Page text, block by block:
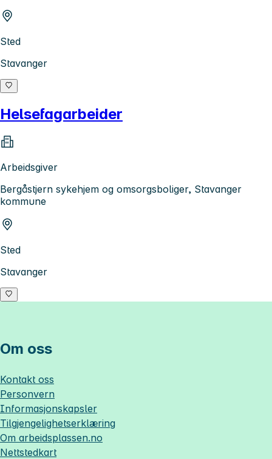
Sted
Stavanger
Helsefagarbeider
Arbeidsgiver
Bergåstjern sykehjem og omsorgsboliger, Stavanger
kommune
Sted
Stavanger
Om oss
Kontakt oss
Personvern
Informasjonskapsler
Tilgjengelighetserklæring
Om arbeidsplassen.no
Nettstedkart